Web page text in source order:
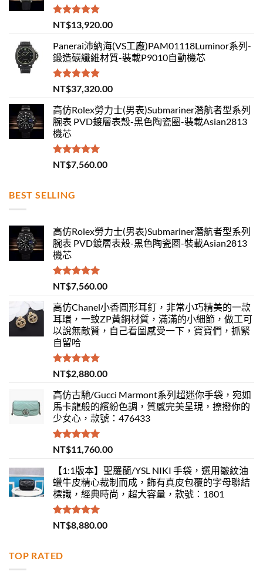
評分5.00
滿分 5
NT$13,920.00
Panerai沛納海(VS工廠)PAM01118Luminor系列-
鍛造碳纖維材質-裝載P9010自動機芯
評分5.00
滿分 5
NT$37,320.00
高仿Rolex勞力士(男表)Submariner潛航者型系列
腕表 PVD鍍層表殼-黑色陶瓷圈-裝載Asian2813
機芯
評分 5.00
滿分 5
NT$7,560.00
BEST SELLING
高仿Rolex勞力士(男表)Submariner潛航者型系列
腕表 PVD鍍層表殼-黑色陶瓷圈-裝載Asian2813
機芯
評分 5.00
滿分 5
NT$7,560.00
高仿Chanel小香圓形耳釘，非常小巧精美的一款
耳環，一致ZP黃銅材質，滿滿的小細節，做工可
以說無敵贊，自己看圖感受一下，寶寶們，抓緊
自留哈
評分 5.00
滿分 5
NT$2,880.00
高仿古馳/Gucci Marmont系列超迷你手袋，宛如
馬卡龍般的繽紛色調，質感完美呈現，撩撥你的
少女心，款號：476433
評分5.00
滿分 5
NT$11,760.00
【1:1版本】聖羅蘭/YSL NIKI 手袋，選用皺紋油
蠟牛皮精心裁制而成，飾有真皮包覆的字母聯結
標識，經典時尚，超大容量，款號：1801
評分 5.00
滿分 5
NT$8,880.00
TOP RATED